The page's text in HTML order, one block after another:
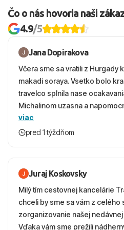
Čo o nás hovoria naši
4.9/5
Jana Dopirakova
Včera sme sa vratili z Hurgady
makadi soraya. Vsetko bolo
travelco splnila nase
Michalinom uzasna a
vecernych hodinach zaco sa
krasny, cisty. Sluzby top.
viac
pred 1 týždňom
Juraj Koskovsky
Milý tím cestovnej kancelárie
chceli by sme sa vám z
zorganizovanie našej
Vďaka vám sme prežili